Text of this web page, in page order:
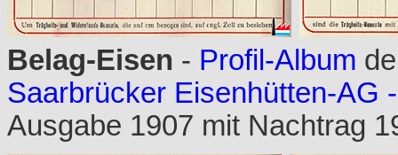
Belag-Eisen - Profil-Album
Saarbrücker Eisenhütten-AG
Ausgabe 1907 mit Nachtrag